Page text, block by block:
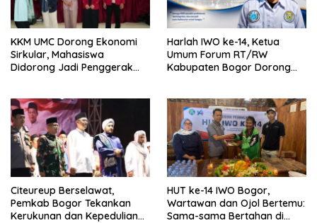
KKM UMC Dorong Ekonomi
Sirkular, Mahasiswa
Didorong Jadi Penggerak
Harlah IWO ke-14, Ketua
Umum Forum RT/RW
Kabupaten Bogor Dorong
Citeureup Berselawat,
Pemkab Bogor Tekankan
Kerukunan dan Kepedulian
HUT ke-14 IWO Bogor,
Wartawan dan Ojol Bertemu:
Sama-sama Bertahan di